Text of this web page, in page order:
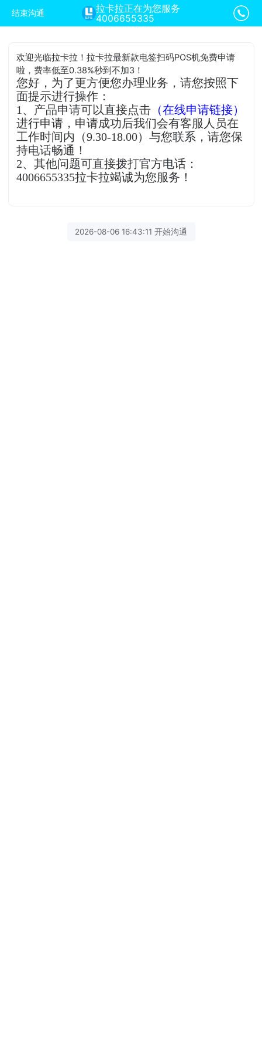
结束沟通
拉卡拉正在为您服务
4006655335
欢迎光临拉卡拉！拉卡拉最新款电签扫码POS机免费申请
啦，费率低至0.38%秒到不加3！
您好，为了更方便您办理业务，请您按照下
面提示进行操作：
1、产品申请可以直接点击 （在线申请链接）
进行申请，申请成功后我们会有客服人员在
工作时间内（9.30-18.00）与您联系，请您保
持电话畅通！
2、其他问题可直接拨打官方电话：
4006655335拉卡拉竭诚为您服务！
2026-08-06 16:43:11 开始沟通